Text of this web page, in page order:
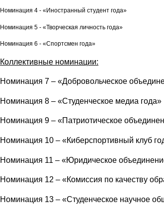
Номинация 4 - «Иностранный студент года»
Номинация 5 - «Творческая личность года»
Номинация 6 - «Спортсмен года»
Коллективные номинации:
Номинация 7 – «Добровольческое
Номинация 8 – «Студенческое медиа года»
Номинация 9 – «Патриотическое
Номинация 10 – «Киберспортивный клуб
Номинация 11 – «Юридическое
Номинация 12 – «Комиссия по качеству
Номинация 13 – «Студенческое научное